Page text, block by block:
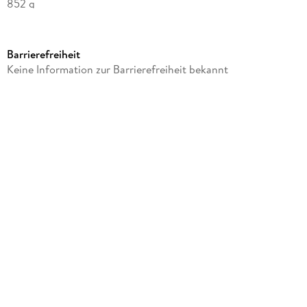
852 g
Artikelnr. Hersteller
Barrierefreiheit
Keine Information zur Barrierefreiheit bekannt